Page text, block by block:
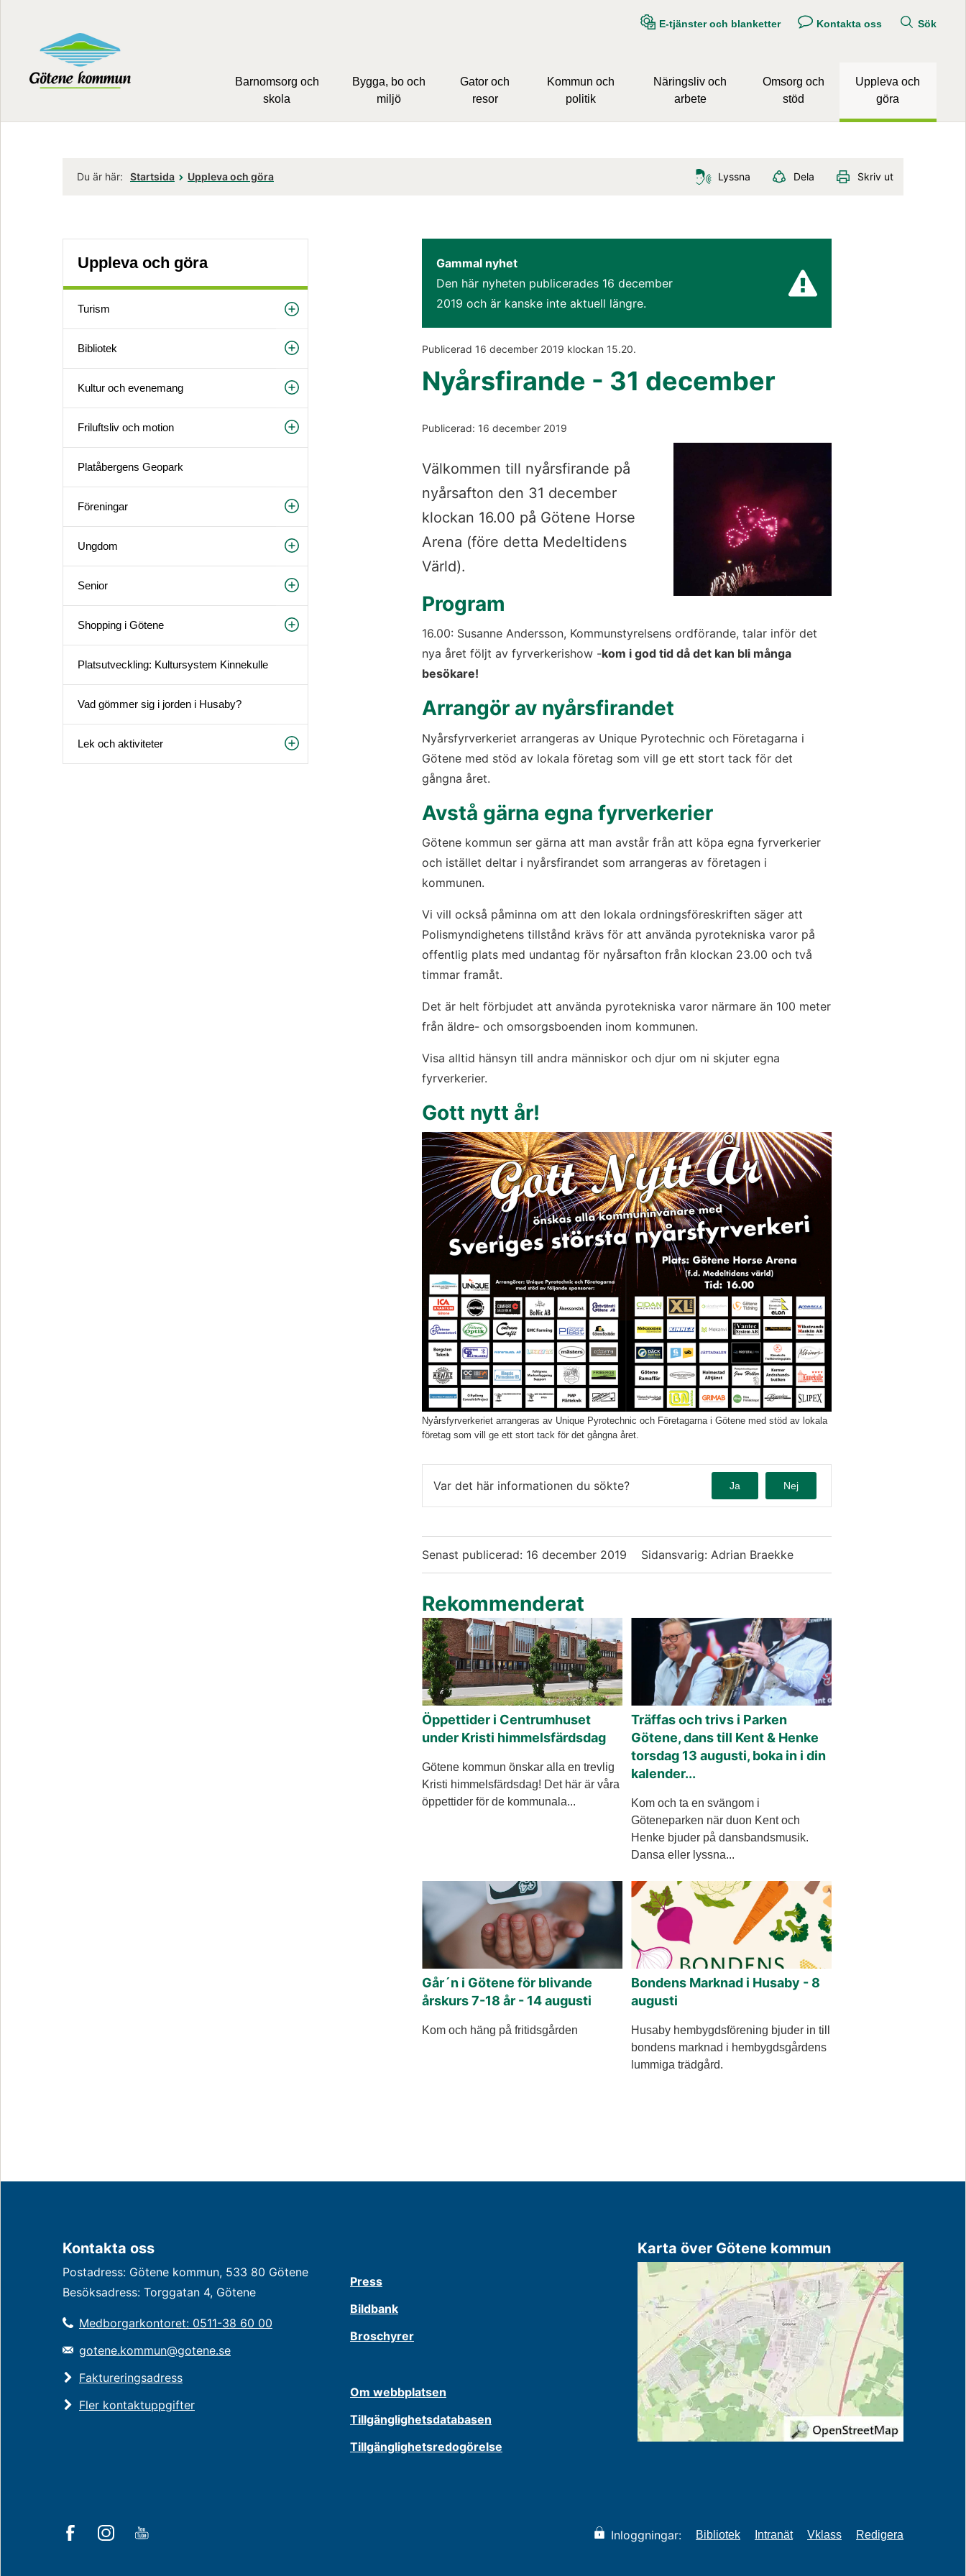
E-tjänster och blanketter Kontakta oss Sök
Barnomsorg och
skola
Bygga, bo och
miljö
Gator och
resor
Kommun och
politik
Näringsliv och
arbete
Omsorg och
stöd
Uppleva och
göra
Du är här: Startsida Uppleva och göra Lyssna Dela Skriv ut
Uppleva och göra
Turism
Bibliotek
Kultur och evenemang
Friluftsliv och motion
Platåbergens Geopark
Föreningar
Ungdom
Senior
Shopping i Götene
Platsutveckling: Kultursystem Kinnekulle
Vad gömmer sig i jorden i Husaby?
Lek och aktiviteter
Gammal nyhet
Den här nyheten publicerades 16 december
2019 och är kanske inte aktuell längre.
Publicerad 16 december 2019 klockan 15.20.
Nyårsfirande - 31 december
Publicerad: 16 december 2019
Förstora bilden
Välkommen till nyårsfirande på
nyårsafton den 31 december
klockan 16.00 på Götene Horse
Arena (före detta Medeltidens
Värld).
Program
16.00: Susanne Andersson, Kommunstyrelsens ordförande, talar inför det
nya året följt av fyrverkerishow -kom i god tid då det kan bli många
besökare!
Arrangör av nyårsfirandet
Nyårsfyrverkeriet arrangeras av Unique Pyrotechnic och Företagarna i
Götene med stöd av lokala företag som vill ge ett stort tack för det
gångna året.
Avstå gärna egna fyrverkerier
Götene kommun ser gärna att man avstår från att köpa egna fyrverkerier
och istället deltar i nyårsfirandet som arrangeras av företagen i
kommunen.
Vi vill också påminna om att den lokala ordningsföreskriften säger att
Polismyndighetens tillstånd krävs för att använda pyrotekniska varor på
offentlig plats med undantag för nyårsafton från klockan 23.00 och två
timmar framåt.
Det är helt förbjudet att använda pyrotekniska varor närmare än 100 meter
från äldre- och omsorgsboenden inom kommunen.
Visa alltid hänsyn till andra människor och djur om ni skjuter egna
fyrverkerier.
Gott nytt år!
Nyårsfyrverkeriet arrangeras av Unique Pyrotechnic och Företagarna i Götene med stöd av lokala
företag som vill ge ett stort tack för det gångna året.
Var det här informationen du sökte? Ja Nej
Senast publicerad: 16 december 2019 Sidansvarig: Adrian Braekke
Rekommenderat
Öppettider i Centrumhuset
under Kristi himmelsfärdsdag
Götene kommun önskar alla en trevlig
Kristi himmelsfärdsdag! Det här är våra
öppettider för de kommunala...
Träffas och trivs i Parken
Götene, dans till Kent & Henke
torsdag 13 augusti, boka in i din
kalender...
Kom och ta en svängom i
Göteneparken när duon Kent och
Henke bjuder på dansbandsmusik.
Dansa eller lyssna...
Går´n i Götene för blivande
årskurs 7-18 år - 14 augusti
Kom och häng på fritidsgården
Bondens Marknad i Husaby - 8
augusti
Husaby hembygdsförening bjuder in till
bondens marknad i hembygdsgårdens
lummiga trädgård.
Kontakta oss
Postadress: Götene kommun, 533 80 Götene
Besöksadress: Torggatan 4, Götene
Medborgarkontoret: 0511-38 60 00
gotene.kommun@gotene.se
Faktureringsadress
Fler kontaktuppgifter
Press
Bildbank
Broschyrer
Om webbplatsen
Tillgänglighetsdatabasen
Tillgänglighetsredogörelse
Karta över Götene kommun
Inloggningar: Bibliotek Intranät Vklass Redigera